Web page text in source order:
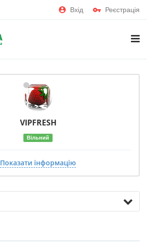
Вхід Реєстрація
VIPFRESH
Вільний
Показати інформацію